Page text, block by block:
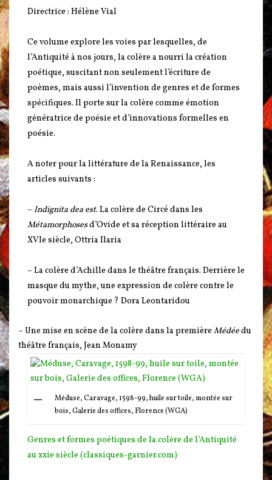
Directrice : Hélène Vial
Ce volume explore les voies par lesquelles, de
l’Antiquité à nos jours, la colère a nourri la création
poétique, suscitant non seulement l’écriture de
poèmes, mais aussi l’invention de genres et de formes
spécifiques. Il porte sur la colère comme émotion
génératrice de poésie et d’innovations formelles en
poésie.
A noter pour la littérature de la Renaissance, les
articles suivants :
– Indignita dea est. La colère de Circé dans les
Métamorphosesd’Ovide et sa réception littéraire au
XVIe siècle, Ottria Ilaria
– La colère d’Achille dans le théâtre français. Derrière le
masque du mythe, une expression de colère contre le
pouvoir monarchique ? Dora Leontaridou
– Une mise en scène de la colère dans la première Médéedu
théâtre français, Jean Monamy
Méduse, Caravage, 1598-99, huile sur toile, montée sur
bois, Galerie des offices, Florence (WGA)
Genres et formes poétiques de la colère de l’Antiquité
au xxie siècle (classiques-garnier.com)